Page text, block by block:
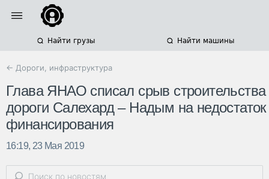
Найти грузы Найти машины
← Дороги, инфраструктура
Глава ЯНАО списал срыв строительства
дороги Салехард – Надым на недостаток
финансирования
16:19, 23 Мая 2019